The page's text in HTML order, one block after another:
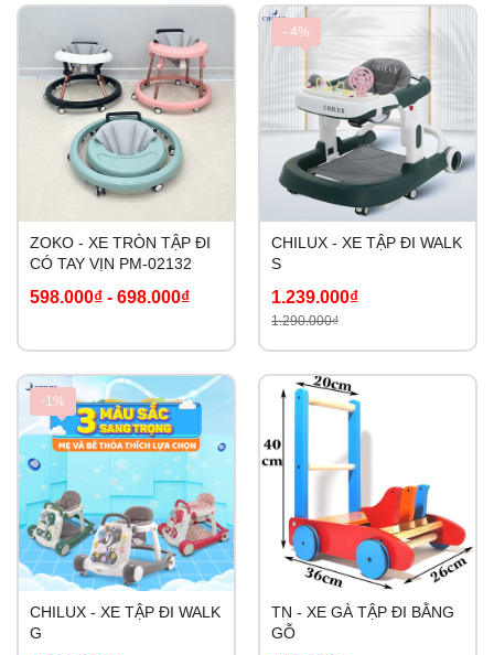
ZOKO - XE TRÒN TẬP ĐI
CÓ TAY VỊN PM-02132
598.000₫ - 698.000₫
- 4%
CHILUX - XE TẬP ĐI WALK
S
1.239.000₫
1.290.000₫
-1%
CHILUX - XE TẬP ĐI WALK
G
TN - XE GÀ TẬP ĐI BẰNG
GỖ